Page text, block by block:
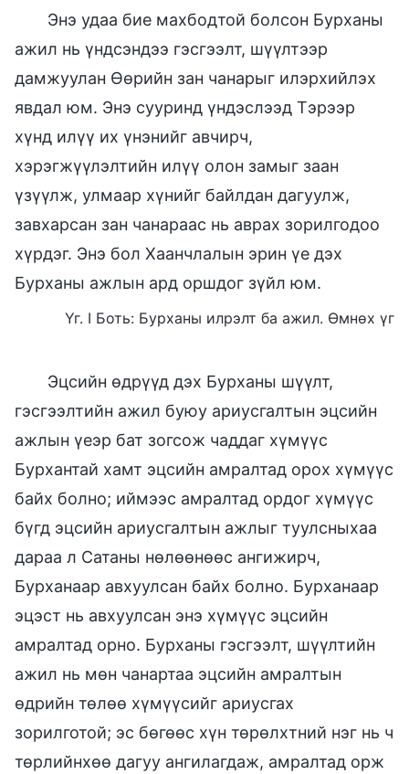
Энэ удаа бие махбодтой болсон Бурханы
ажил нь үндсэндээ гэсгээлт, шүүлтээр
дамжуулан Өөрийн зан чанарыг илэрхийлэх
явдал юм. Энэ сууринд үндэслээд Тэрээр
хүнд илүү их үнэнийг авчирч,
хэрэгжүүлэлтийн илүү олон замыг заан
үзүүлж, улмаар хүнийг байлдан дагуулж,
завхарсан зан чанараас нь аврах зорилгодоо
хүрдэг. Энэ бол Хаанчлалын эрин үе дэх
Бурханы ажлын ард оршдог зүйл юм.
Үг. I Боть: Бурханы илрэлт ба ажил. Өмнөх үг
Эцсийн өдрүүд дэх Бурханы шүүлт,
гэсгээлтийн ажил буюу ариусгалтын эцсийн
ажлын үеэр бат зогсож чаддаг хүмүүс
Бурхантай хамт эцсийн амралтад орох хүмүүс
байх болно; иймээс амралтад ордог хүмүүс
бүгд эцсийн ариусгалтын ажлыг туулсныхаа
дараа л Сатаны нөлөөнөөс ангижирч,
Бурханаар авхуулсан байх болно. Бурханаар
эцэст нь авхуулсан энэ хүмүүс эцсийн
амралтад орно. Бурханы гэсгээлт, шүүлтийн
ажил нь мөн чанартаа эцсийн амралтын
өдрийн төлөө хүмүүсийг ариусгах
зорилготой; эс бөгөөс хүн төрөлхтний нэг нь ч
төрлийнхөө дагуу ангилагдаж, амралтад орж